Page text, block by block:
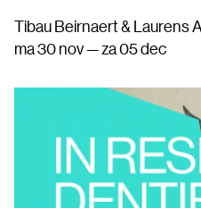
Tibau Beirnaert & Laurens
ma 30 nov — za 05 dec